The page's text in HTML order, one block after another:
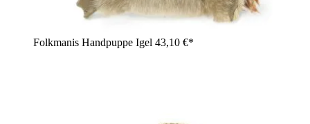
Folkmanis Handpuppe Igel 43,10 €*